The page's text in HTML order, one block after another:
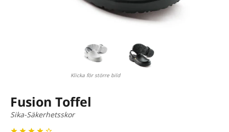
Klicka för större bild
Fusion Toffel
Sika-Säkerhetsskor